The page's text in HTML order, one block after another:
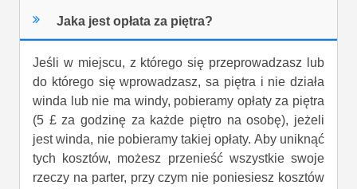
Jaka jest opłata za piętra?
Jeśli w miejscu, z którego się przeprowadzasz lub
do którego się wprowadzasz, sa piętra i nie działa
winda lub nie ma windy, pobieramy opłaty za piętra
(5 £ za godzinę za każde piętro na osobę), jeżeli
jest winda, nie pobieramy takiej opłaty. Aby uniknąć
tych kosztów, możesz przenieść wszystkie swoje
rzeczy na parter, przy czym nie poniesiesz kosztów